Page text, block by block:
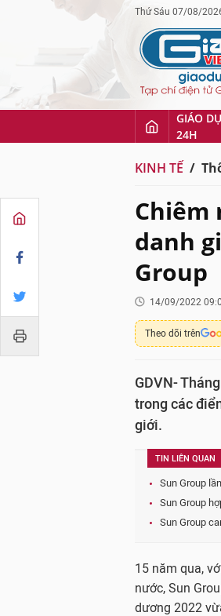
Thứ Sáu 07/08/
GIÁO
24H
KINH TẾ
danh
Group
14/09/2022
Theo dõi trên
GDVN-
trong các
giới.
TIN LIÊN QUAN
Sun Group
Sun Group
Sun Group
15 năm qua,
nước, Sun
dương 2022